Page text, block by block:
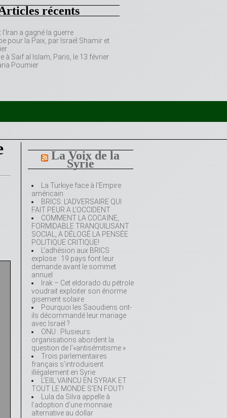
récents
a gagné la guerre
pour la Paix, par Israël Shamir et
à Saif al Islam, Paris, le 13 février
Poumier
La Voix de la
Syrie
La Türkiye face à l’Empire
américain
BRICS: L’ADVERSAIRE QUI
FAIT PEUR A L’OCCIDENT
COMMENT LA COCAÏNE,
FORMIDABLE TRANQUILISANT
SOCIAL, A DÉLOGÉ LA PENSÉE
POLITIQUE CRITIQUE!
L’adhésion aux BRICS
explose : 19 pays font leur
demande avant le sommet
annuel
Irak – Cet eldorado du pétrole
voudrait exploiter son énorme
gisement solaire
Pourquoi les Saoudiens ont-
ils décommandé leur mariage
avec Israël ?
ONU : Plusieurs
organisations abordent la
question de l’«antisémitisme »
Trois parlementaires
français s’introduisent
illégalement en Syrie
L’EIIL VAINCU EN SYRAK ET
TOUT LE MONDE S’EN FOUT!
Lula da Silva appelle à
l’adoption d’une monnaie
alternative au dollar